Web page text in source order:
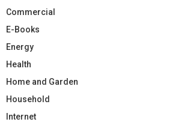
Commercial
E-Books
Energy
Health
Home and Garden
Household
Internet